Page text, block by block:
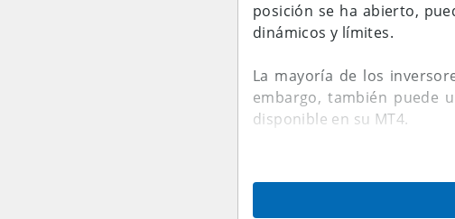
posición se ha abierto,
dinámicos y límites.
La mayoría de los
embargo, también puede
disponible en su MT4.
beneficios de los
suena demasiado buena